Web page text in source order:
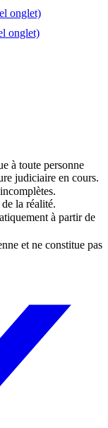
onglet)
onglet)
à toute personne
judiciaire en cours.
la réalité.
à partir de
et ne constitue pas